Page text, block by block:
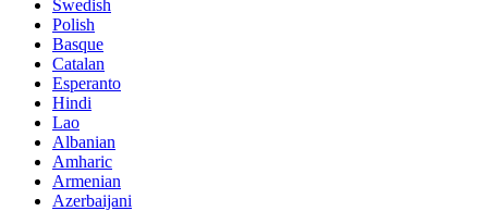
Swedish
Polish
Basque
Catalan
Esperanto
Hindi
Lao
Albanian
Amharic
Armenian
Azerbaijani